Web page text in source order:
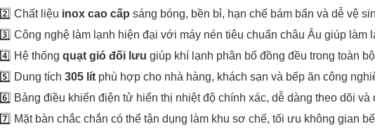
2️⃣ Chất liệu inox cao cấp sáng bóng, bền bỉ, hạn chế bám bẩn và dễ vệ
3️⃣ Công nghệ làm lạnh hiện đại với máy nén tiêu chuẩn châu Âu giúp làm
4️⃣ Hệ thống quạt gió đối lưu giúp khí lạnh phân bổ đồng đều trong toàn
5️⃣ Dung tích 305 lít phù hợp cho nhà hàng, khách sạn và bếp ăn công
6️⃣ Bảng điều khiển điện tử hiển thị nhiệt độ chính xác, dễ dàng theo dõi và
7️⃣ Mặt bàn chắc chắn có thể tận dụng làm khu sơ chế, tối ưu không gian